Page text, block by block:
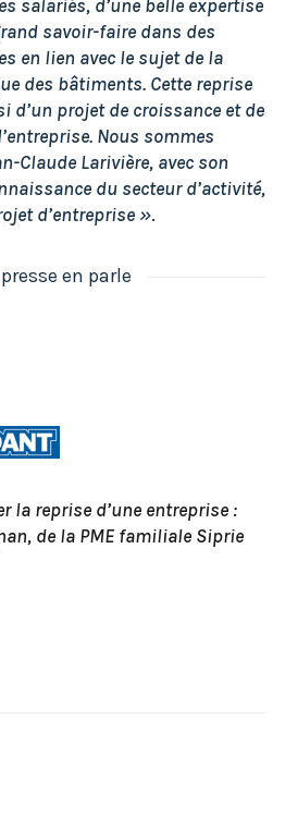
salariés, d’une belle expertise
savoir-faire dans des
en lien avec le sujet de la
des bâtiments. Cette reprise
d’un projet de croissance et de
Nous sommes
Claude Larivière, avec son
du secteur d’activité,
d’entreprise ».
en parle
la reprise d’une entreprise :
de la PME familiale Siprie